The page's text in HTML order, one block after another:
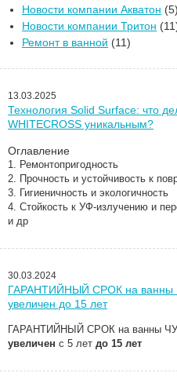
Новости компании Акватон (5)
Новости компании Тритон
Ремонт в ванной (11)
13.03.2025
Технология Solid Surface: что
WHITECROSS уникальным?
Оглавление
1. Ремонтопригодность
2. Прочность и устойчивость к
3. Гигиеничность и экологичность
4. Стойкость к УФ-излучению и
и др
30.03.2024
ГАРАНТИЙНЫЙ СРОК на
увеличен до 15 лет
ГАРАНТИЙНЫЙ СРОК на ванны
увеличен с 5 лет до 15 лет